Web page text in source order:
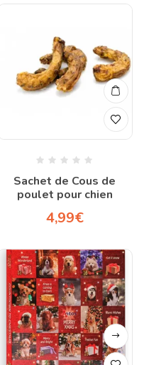
Sachet de Cous de
poulet pour chien
4,99€